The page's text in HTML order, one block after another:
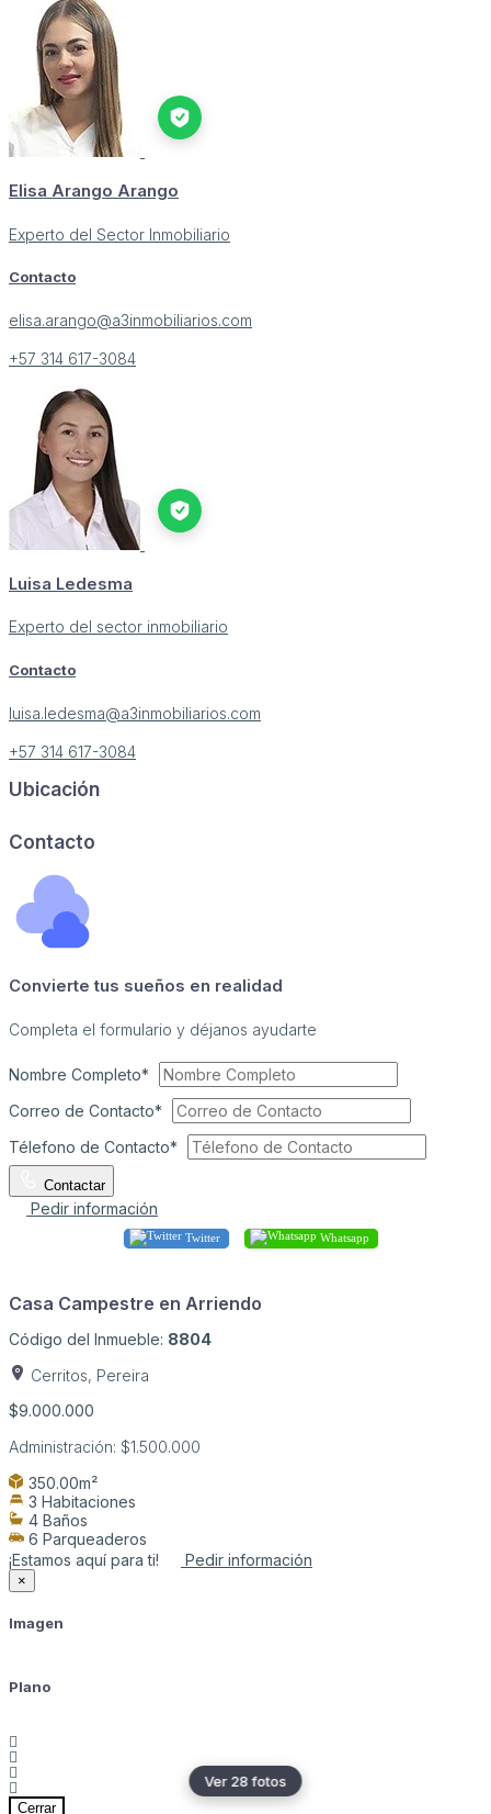
Ver 28 fotos
Elisa Arango Arango
Experto del Sector Inmobiliario
Contacto
elisa.arango@a3inmobiliarios.com
+57 314 617-3084
Luisa Ledesma
Experto del sector inmobiliario
Contacto
luisa.ledesma@a3inmobiliarios.com
+57 314 617-3084
Ubicación
Contacto
Convierte tus sueños en realidad
Completa el formulario y déjanos ayudarte
Nombre Completo*
Correo de Contacto*
Télefono de Contacto*
Contactar
Pedir información
Twitter Whatsapp
Casa Campestre en Arriendo
Código del Inmueble: 8804
Cerritos, Pereira
$9.000.000
Administración: $1.500.000
350.00m²
3 Habitaciones
4 Baños
6 Parqueaderos
¡Estamos aquí para ti!
Pedir información
×
Imagen
Plano
Cerrar